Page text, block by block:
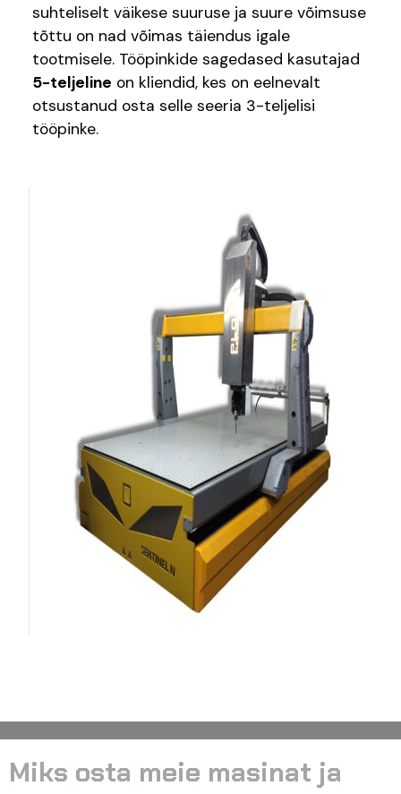
suhteliselt väikese suuruse ja suure võimsuse
tõttu on nad võimas täiendus igale
tootmisele. Tööpinkide sagedased kasutajad
5-teljeline on kliendid, kes on eelnevalt
otsustanud osta selle seeria 3-teljelisi
tööpinke.
Miks osta meie masinat ja